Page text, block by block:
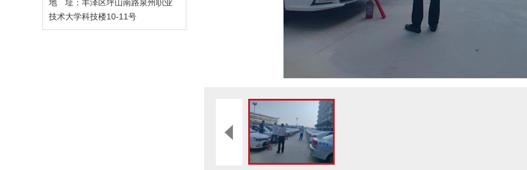
地 址：丰泽区坪山南路泉州职业
技术大学科技楼10-11号